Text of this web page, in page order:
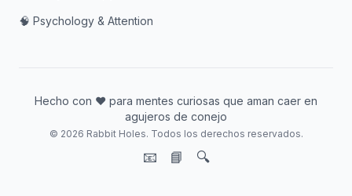
🧠 Psychology & Attention
Hecho con ❤️ para mentes curiosas que aman caer en
agujeros de conejo
© 2026 Rabbit Holes. Todos los derechos reservados.
📧 📘 🔍